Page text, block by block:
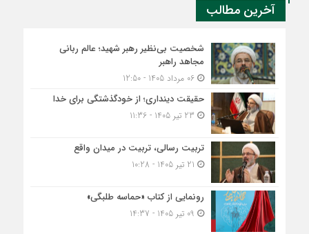
آخرین مطالب
شخصیت بی‌نظیر رهبر شهید؛ عالم ربانی
مجاهد راهبر
06 مرداد 1405 - 12:50
حقیقت دینداری؛ از خودگذشتگی برای خدا
تربیت رسالی، تربیت در میدان واقع
رونمایی از کتاب «حماسه طلبگی»